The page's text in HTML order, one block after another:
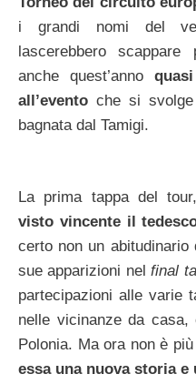
i grandi nomi del
lascerebbero
anche quest’anno
all’evento che si
bagnata dal Tamigi.
La prima tappa del
visto vincente il
certo non un
sue apparizioni nelfinal
partecipazioni alle varie
nelle vicinanze da casa,
Polonia. Ma ora non è
essa una nuova storia